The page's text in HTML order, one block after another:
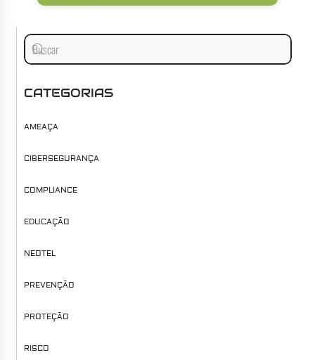
CATEGORIAS
AMEAÇA
CIBERSEGURANÇA
COMPLIANCE
EDUCAÇÃO
NEOTEL
PREVENÇÃO
PROTEÇÃO
RISCO